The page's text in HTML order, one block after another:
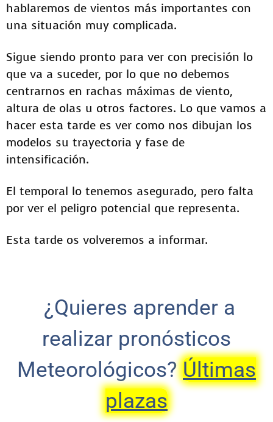
hablaremos de vientos más importantes con
una situación muy complicada.
Sigue siendo pronto para ver con precisión lo
que va a suceder, por lo que no debemos
centrarnos en rachas máximas de viento,
altura de olas u otros factores. Lo que vamos a
hacer esta tarde es ver como nos dibujan los
modelos su trayectoria y fase de
intensificación.
El temporal lo tenemos asegurado, pero falta
por ver el peligro potencial que representa.
Esta tarde os volveremos a informar.
¿Quieres aprender a
realizar pronósticos
Meteorológicos?Últimas
plazas